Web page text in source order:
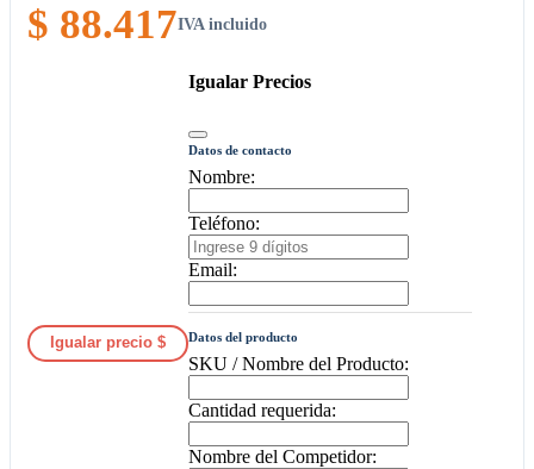
$ 88.417IVA incluido
Igualar precio $
Igualar Precios
Datos de contacto
Nombre:
Teléfono:
Email:
Datos del producto
SKU / Nombre del Producto:
Cantidad requerida:
Nombre del Competidor: